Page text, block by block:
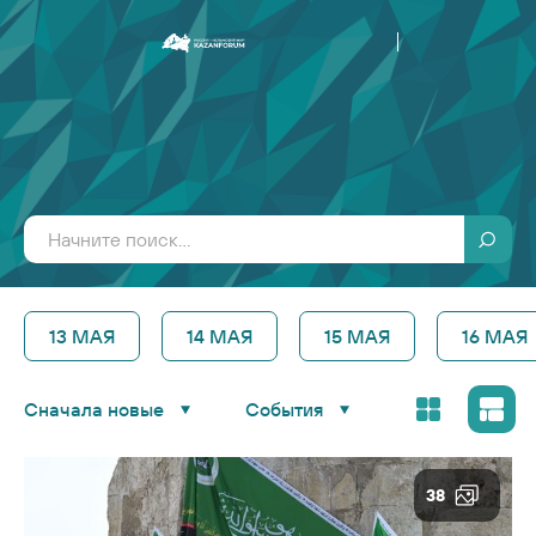
13 МАЯ 14 МАЯ 15 МАЯ 16 МАЯ
Сначала новые События
38